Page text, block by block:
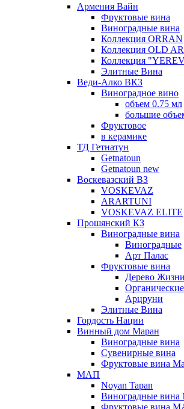
Армения Вайн
Фруктовые вина
Виноградные вина
Коллекция ORRAN
Коллекция OLD
Коллекция
Элитные Вина
Веди-Алко ВКЗ
Виноградное вино
объем 0.75 мл
большие
Фруктовое
в керамике
ТД Гетнатун
Getnatoun
Getnatoun new
Воскевазский ВЗ
VOSKEVAZ
ARARTUNI
VOSKEVAZ ELITE
Прошянский КЗ
Виноградные вина
Виноградные
Арт Палас
Фруктовые вина
Дерево Жизни
Арцруни
Элитные Вина
Гордость Нации
Винный дом Маран
Виноградные вина
Сувенирные вина
Фруктовые вина
МАП
Noyan Tapan
Виноградные
Фруктовые вина